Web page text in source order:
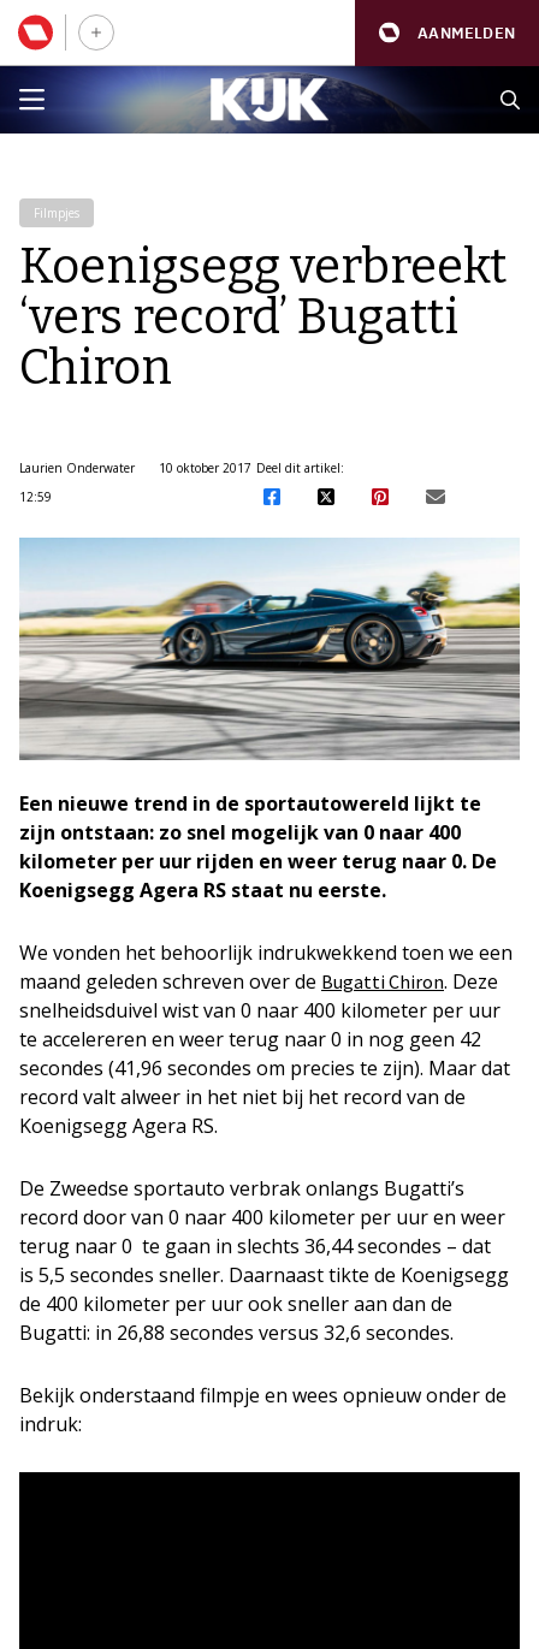
AANMELDEN
Filmpjes
Koenigsegg verbreekt
‘vers record’ Bugatti
Chiron
Laurien Onderwater
10 oktober 2017
12:59
Deel dit artikel:
Een nieuwe trend in de sportautowereld lijkt te
zijn ontstaan: zo snel mogelijk van 0 naar 400
kilometer per uur rijden en weer terug naar 0. De
Koenigsegg Agera RS staat nu eerste.
We vonden het behoorlijk indrukwekkend toen we een
maand geleden schreven over de Bugatti Chiron. Deze
snelheidsduivel wist van 0 naar 400 kilometer per uur
te accelereren en weer terug naar 0 in nog geen 42
secondes (41,96 secondes om precies te zijn). Maar dat
record valt alweer in het niet bij het record van de
Koenigsegg Agera RS.
De Zweedse sportauto verbrak onlangs Bugatti’s
record door van 0 naar 400 kilometer per uur en weer
terug naar 0 te gaan in slechts 36,44 secondes – dat
is 5,5 secondes sneller. Daarnaast tikte de Koenigsegg
de 400 kilometer per uur ook sneller aan dan de
Bugatti: in 26,88 secondes versus 32,6 secondes.
Bekijk onderstaand filmpje en wees opnieuw onder de
indruk: